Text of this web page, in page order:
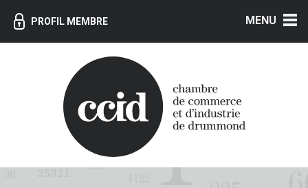
PROFIL MEMBRE MENU